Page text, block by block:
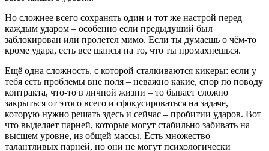
Но сложнее всего сохранять один и тот же настрой перед
каждым ударом – особенно если предыдущий был
заблокирован или пролетел мимо. Если ты думаешь о чём-то
кроме удара, есть все шансы на то, что ты промахнешься.
Ещё одна сложность, с которой сталкиваются кикеры: если у
тебя есть проблемы вне поля – неважно какие, спор по поводу
контракта, что-то в личной жизни – то бывает сложно
закрыться от этого всего и сфокусироваться на задаче,
которую нужно решать здесь и сейчас – пробитии ударов. Вот
что выделяет парней, которые могут стабильно забивать на
высшем уровне, из общей массы. Есть множество
талантливых парней, но они не могут психологически